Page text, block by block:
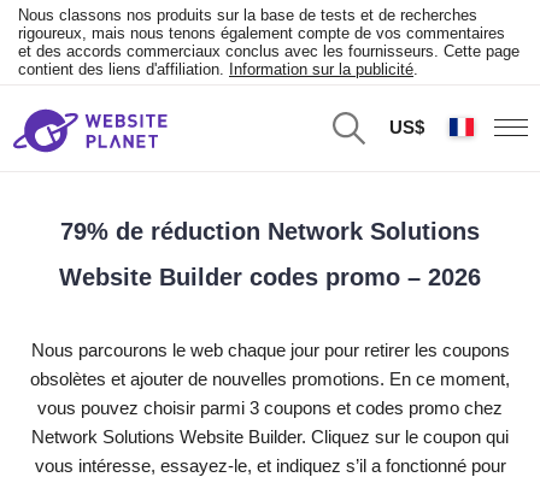
Nous classons nos produits sur la base de tests et de recherches
rigoureux, mais nous tenons également compte de vos commentaires
et des accords commerciaux conclus avec les fournisseurs. Cette page
contient des liens d'affiliation. Information sur la publicité.
US$
79% de réduction Network Solutions
Website Builder codes promo – 2026
Nous parcourons le web chaque jour pour retirer les coupons
obsolètes et ajouter de nouvelles promotions. En ce moment,
vous pouvez choisir parmi 3 coupons et codes promo chez
Network Solutions Website Builder. Cliquez sur le coupon qui
vous intéresse, essayez-le, et indiquez s’il a fonctionné pour